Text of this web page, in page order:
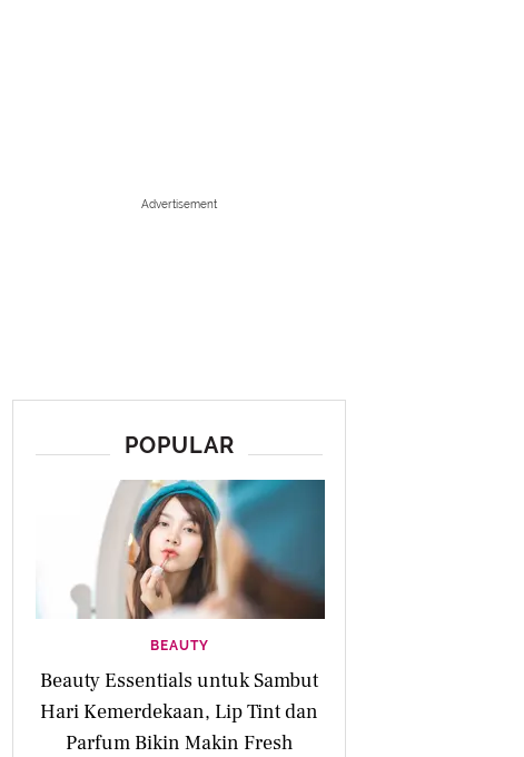
Advertisement
POPULAR
BEAUTY
Beauty Essentials untuk Sambut
Hari Kemerdekaan, Lip Tint dan
Parfum Bikin Makin Fresh